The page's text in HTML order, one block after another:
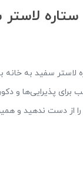
سفید به خانه
پذیرایی‌ها و
دست ندهید و همین